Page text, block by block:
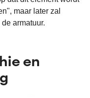
maar later zal
armatuur.
en